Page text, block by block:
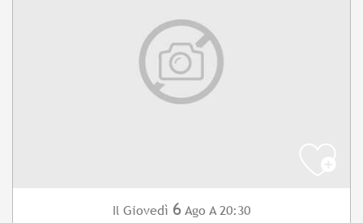
Il Giovedì 6 Ago A 20:30